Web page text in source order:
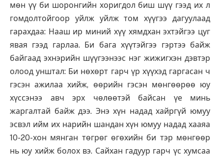
мөн үү би шоронгийн хоригдол биш шүү гээд их л
гомдолтойгоор уйлж уйлж том хүүгээ дагуулаад
гарахдаа: Нааш ир миний хүү хямдхан эхтэйгээ цуг
явая гээд гарлаа. Би бага хүүтэйгээ гэртээ байж
байгаад эхнэрийн шүүгээнээс нэг жижигхэн дэвтэр
олоод унштал: Би нөхөрт гарч үр хүүхэд гаргасан ч
гэсэн ажилаа хийж, өөрийн гэсэн мөнгөөрөө юу
хүссэнээ авч эрх чөлөөтэй байсан үе минь
жаргалтай байж дээ. Энэ хүн надад хайргүй юмуу
эсвэл ийм их нарийн шандан хүн юмуу надад хааяа
10-20-хон мянган төгрөг өгөхийн би тэр мөнгөөр
нь юу хийж болох вэ. Сайхан гадуур гарч үс хумсаа